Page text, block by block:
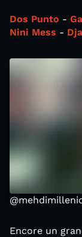
Dos Punto -
Nini Mess -
Encore un